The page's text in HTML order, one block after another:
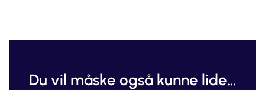
Du vil måske også kunne lide...